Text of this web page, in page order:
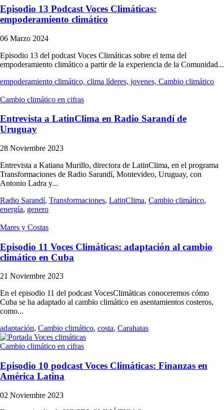
Episodio 13 Podcast Voces Climáticas:
empoderamiento climático
06 Marzo 2024
Episodio 13 del podcast Voces Climáticas sobre el tema del
empoderamiento climático a partir de la experiencia de la Comunidad...
empoderamiento climático, clima líderes, jovenes, Cambio climático
Cambio climático en cifras
Entrevista a LatinClima en Radio Sarandí de
Uruguay
28 Noviembre 2023
Entrevista a Katiana Murillo, directora de LatinClima, en el programa
Transformaciones de Radio Sarandí, Montevideo, Uruguay, con
Antonio Ladra y...
Radio Sarandí, Transformaciones, LatinClima, Cambio climático,
energía, genero
Mares y Costas
Episodio 11 Voces Climáticas: adaptación al cambio
climático en Cuba
21 Noviembre 2023
En el episodio 11 del podcast VocesClimáticas conoceremos cómo
Cuba se ha adaptado al cambio climático en asentamientos costeros,
como...
adaptación, Cambio climático, costa, Carahatas
Cambio climático en cifras
Episodio 10 podcast Voces Climáticas: Finanzas en
América Latina
02 Noviembre 2023